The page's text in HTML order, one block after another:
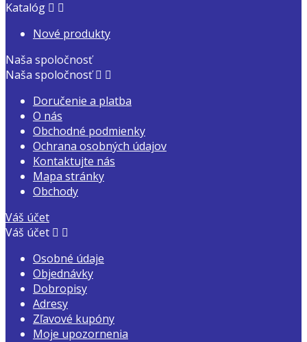
Katalóg  
Nové produkty
Naša spoločnosť
Naša spoločnosť  
Doručenie a platba
O nás
Obchodné podmienky
Ochrana osobných údajov
Kontaktujte nás
Mapa stránky
Obchody
Váš účet
Váš účet  
Osobné údaje
Objednávky
Dobropisy
Adresy
Zľavové kupóny
Moje upozornenia